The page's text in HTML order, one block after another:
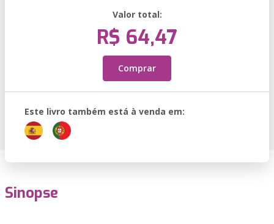
Valor total:
R$ 64,47
Comprar
Este livro também está à venda em:
Sinopse